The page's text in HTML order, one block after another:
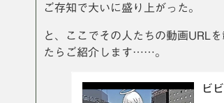
ご存知で大いに盛り上がった。
と、ここでその人たちの動画URL
たらご紹介します……。
ビ